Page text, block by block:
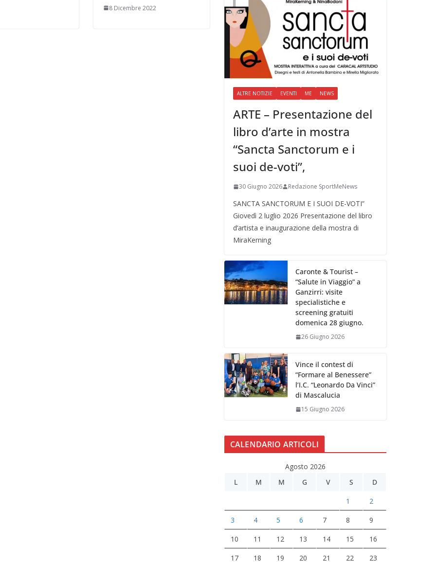
8 Dicembre 2022
ALTRE NOTIZIE EVENTI ME NEWS
ARTE – Presentazione del
libro d’arte in mostra
“Sancta Sanctorum e i
suoi de-voti”,
30 Giugno 2026 Redazione SportMeNews
SANCTA SANCTORUM E I SUOI DE-VOTI”
Giovedì 2 luglio 2026 Presentazione del libro
d’artista e inaugurazione della mostra di
MiraKerning
Caronte & Tourist –
“Salute in Viaggio” a
Ganzirri: visite
specialistiche e
screening gratuiti
domenica 28 giugno.
26 Giugno 2026
Vince il contest di
“Formare al Benessere”
l’I.C. “Leonardo Da Vinci”
di Mascalucia
15 Giugno 2026
CALENDARIO ARTICOLI
Agosto 2026
L
M M G V S D
1 2
3 4 5 6 7 8 9
10 11 12 13 14 15 16
17 18 19 20 21 22 23